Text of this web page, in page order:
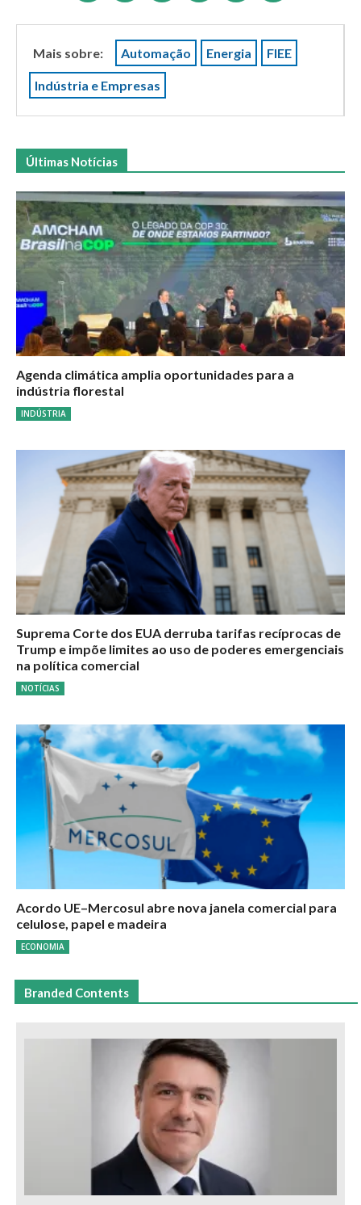
Mais sobre: Automação Energia FIEE
Indústria e Empresas
Últimas Notícias
Agenda climática amplia oportunidades para a
indústria florestal
INDÚSTRIA
Suprema Corte dos EUA derruba tarifas recíprocas de
Trump e impõe limites ao uso de poderes emergenciais
na política comercial
NOTÍCIAS
Acordo UE–Mercosul abre nova janela comercial para
celulose, papel e madeira
ECONOMIA
Branded Contents